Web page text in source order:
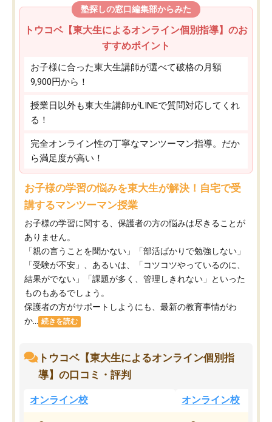
塾探しの窓口編集部からみた
トウコベ【東大生によるオンライン個別指導】のお
すすめポイント
お子様に合った東大生講師が選べて破格の月額
9,900円から！
授業日以外も東大生講師がLINEで質問対応してくれ
る！
完全オンライン性の丁寧なマンツーマン指導。だか
ら満足度が高い！
お子様の学習の悩みを東大生が解決！自宅で受
講するマンツーマン授業
お子様の学習に関する、保護者の方の悩みは尽きることが
ありません。
「親の言うことを聞かない」「部活ばかりで勉強しない」
「受験が不安」、あるいは、「コツコツやっているのに、
結果がでない」「課題が多く、管理しきれない」といった
ものもあるでしょう。
保護者の方がサポートしようにも、最新の教育事情がわ
か...
続きを読む
トウコベ【東大生によるオンライン個別指
導】の口コミ・評判
オンライン校 オンライン校